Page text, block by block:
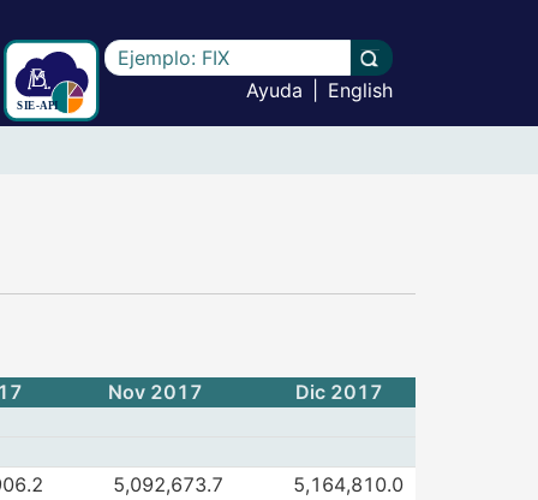
Escriba el texto a buscar
Llevar a cabo la
Ayuda
English
Nov 2017
Dic 2017
Recursos m.n. ( I al IX )
Dic 20175,092,673.7 5,164,810.0